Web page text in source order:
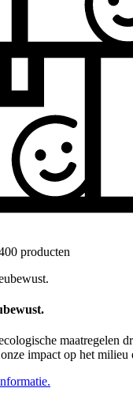
producten
maatregelen
impact op het milieu